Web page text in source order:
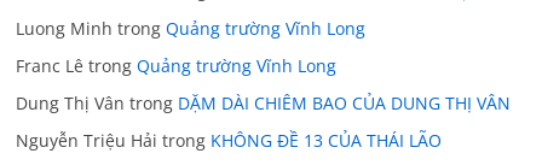
Luong Minh trongQuảng trường Vĩnh Long
Franc Lê trongQuảng trường Vĩnh Long
Dung Thị Vân trong DẶM DÀI CHIÊM BAO CỦA DUNG THỊ VÂN
Nguyễn Triệu Hải trong KHÔNG ĐỀ 13 CỦA THÁI LÃO